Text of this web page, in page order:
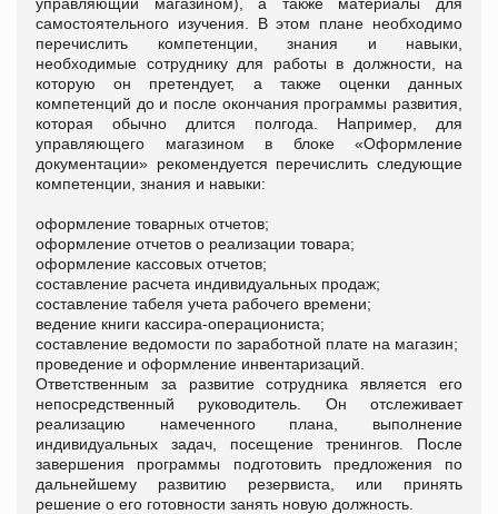
самостоятельного изучения. В этом плане необходимо
перечислить компетенции, знания и навыки,
необходимые сотруднику для работы в должности, на
которую он претендует, а также оценки данных
компетенций до и после окончания программы развития,
которая обычно длится полгода. Например, для
управляющего магазином в блоке «Оформление
документации» рекомендуется перечислить следующие
компетенции, знания и навыки:
оформление товарных отчетов;
оформление отчетов о реализации товара;
оформление кассовых отчетов;
составление расчета индивидуальных продаж;
составление табеля учета рабочего времени;
ведение книги кассира-операциониста;
составление ведомости по заработной плате на магазин;
проведение и оформление инвентаризаций.
Ответственным за развитие сотрудника является его
непосредственный руководитель. Он отслеживает
реализацию намеченного плана, выполнение
индивидуальных задач, посещение тренингов. После
завершения программы подготовить предложения по
дальнейшему развитию резервиста, или принять
решение о его готовности занять новую должность.